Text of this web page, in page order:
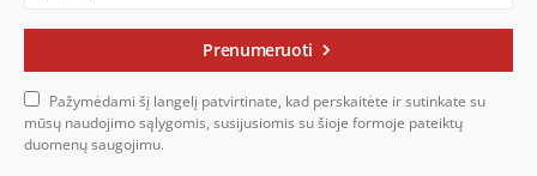
Prenumeruoti
Pažymėdami šį langelį patvirtinate, kad perskaitėte ir sutinkate su
mūsų naudojimo sąlygomis, susijusiomis su šioje formoje pateiktų
duomenų saugojimu.